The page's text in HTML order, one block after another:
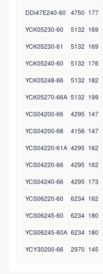
DDi47E240-60
4750 177
YCK05230-60
5132 169
YCK05230-61
5132 169
YCK05240-60
5132 176
YCK05248-66
5132 182
YCK05270-66A 5132 199
YCS04200-66
4295 147
YCS04200-68
4156 147
YCS04220-61A 4295 162
YCS04220-66
4295 162
YCS04240-66
4295 173
YCS06220-60
6234 162
YCS06245-60
6234 180
YCS06245-60A 6234 180
YCY30200-66
2970 145